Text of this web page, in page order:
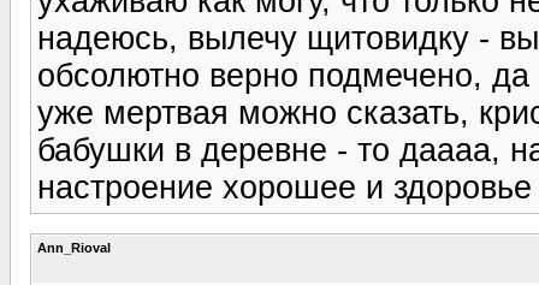
надеюсь, вылечу щитовидку -
обсолютно верно подмечено,
уже мертвая можно сказать,
бабушки в деревне - то даааа,
настроение хорошее и
Ann_Rioval